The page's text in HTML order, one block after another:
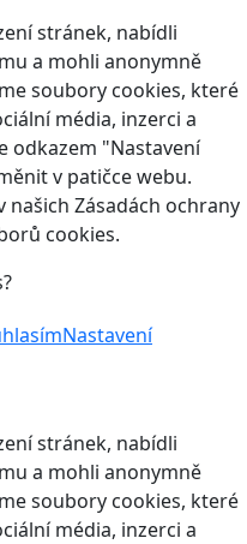
stránek, nabídli
a mohli anonymně
soubory cookies, které
média, inzerci a
odkazem "Nastavení
v patičce webu.
Zásadách ochrany
cookies.
Nastavení
stránek, nabídli
a mohli anonymně
soubory cookies, které
média, inzerci a